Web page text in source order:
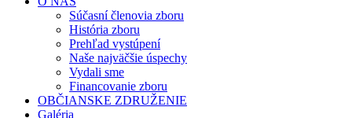
Súčasní členovia zboru
História zboru
Prehľad vystúpení
Naše najväčšie úspechy
Vydali sme
Financovanie zboru
OBČIANSKE ZDRUŽENIE
Galéria